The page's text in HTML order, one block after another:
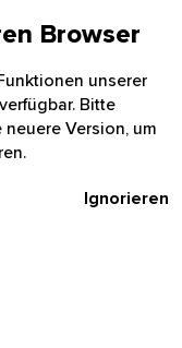
Browser
unserer
Bitte
Version, um
Ignorieren